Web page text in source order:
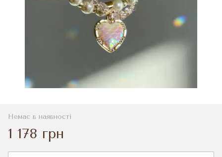
Немає в наявності
1 178 грн